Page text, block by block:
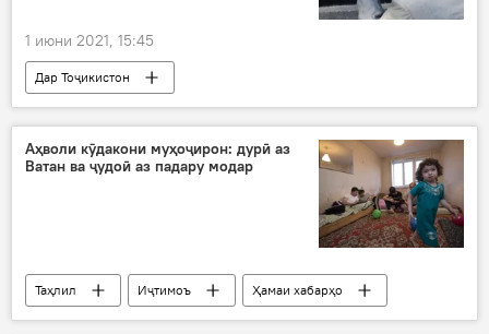
1 июни 2021, 15:45
Дар Тоҷикистон
Навигариҳои варзиши Тоҷикистон
даргузашт
паҳлавон
Аҳволи кӯдакони муҳоҷирон: дурӣ аз
Ватан ва ҷудоӣ аз падару модар
Таҳлил Иҷтимоъ
Ҳамаи хабарҳо
Рӯзи кӯдакон
Дар Русия